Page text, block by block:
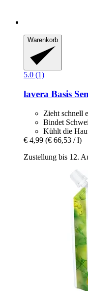
Warenkorb
5.0 (1)
lavera Basis
Zieht schnell
Bindet
Kühlt die
€ 4,99 (€ 66,53 / l)
Zustellung bis 12.